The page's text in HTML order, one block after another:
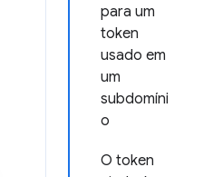
para um
token
usado em
um
subdomíni
o
O token